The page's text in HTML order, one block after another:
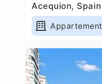
Acequion, Spain
Appartement